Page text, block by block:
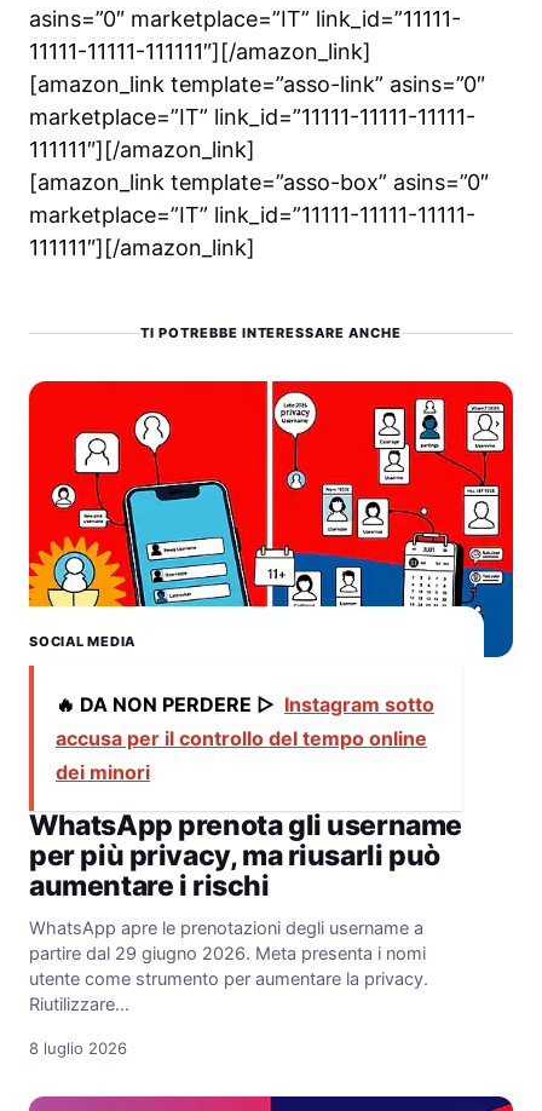
asins=”0″ marketplace=”IT” link_id=”11111-
11111-11111-111111″][/amazon_link]
[amazon_link template=”asso-link” asins=”0″
marketplace=”IT” link_id=”11111-11111-11111-
111111″][/amazon_link]
[amazon_link template=”asso-box” asins=”0″
marketplace=”IT” link_id=”11111-11111-11111-
111111″][/amazon_link]
TI POTREBBE INTERESSARE ANCHE
SOCIAL MEDIA
🔥 DA NON PERDERE ▷ Instagram sotto
accusa per il controllo del tempo online
dei minori
WhatsApp prenota gli username
per più privacy, ma riusarli può
aumentare i rischi
WhatsApp apre le prenotazioni degli username a
partire dal 29 giugno 2026. Meta presenta i nomi
utente come strumento per aumentare la privacy.
Riutilizzare…
8 luglio 2026